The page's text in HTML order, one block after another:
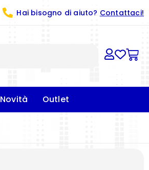
Hai bisogno di aiuto? Contattaci!
Novità Outlet